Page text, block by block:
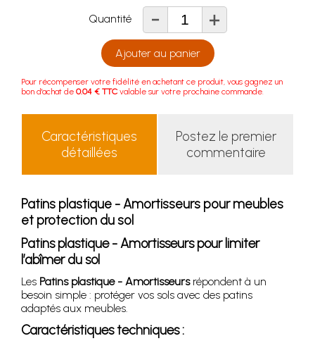
Quantité - +
Ajouter au panier
Pour récompenser votre fidélité en achetant ce produit, vous gagnez un
bon d'achat de 0.04 € TTC valable sur votre prochaine commande.
Caractéristiques
détaillées
Postez le premier
commentaire
Patins plastique - Amortisseurs pour meubles
et protection du sol
Patins plastique - Amortisseurs pour limiter
l’abîmer du sol
Les Patins plastique - Amortisseursrépondent à un
besoin simple : protéger vos sols avec des patins
adaptés aux meubles.
Caractéristiques techniques :